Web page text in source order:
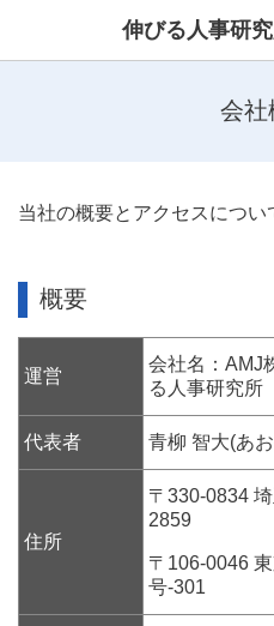
伸びる人事研
会社
当社の概要とアクセスについ
概要
運営
会社名：
る人事研究所
代表者 青柳 智大(あ
住所
〒330-0834
2859
〒106-0046
号-301